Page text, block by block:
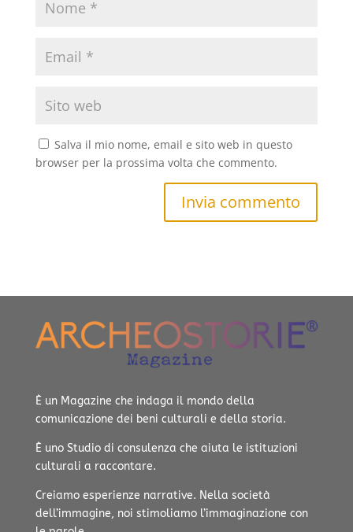
Salva il mio nome, email e sito web in questo
browser per la prossima volta che commento.
Invia commento
È un Magazine che indaga il mondo della
comunicazione dei beni culturali e della storia.
È uno Studio di consulenza che aiuta le istituzioni
culturali a raccontare.
Creiamo esperienze narrative. Nella società
dell’immagine, noi stimoliamo l’immaginazione con